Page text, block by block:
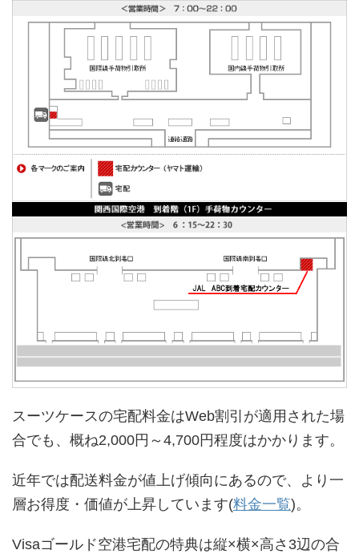
スーツケースの宅配料金はWeb割引が適用された場
合でも、概ね2,000円～4,700円程度はかかります。
近年では配送料金が値上げ傾向にあるので、より一
層お得度・価値が上昇しています(料金一覧)。
Visaゴールド空港宅配の特典は縦×横×高さ3辺の合